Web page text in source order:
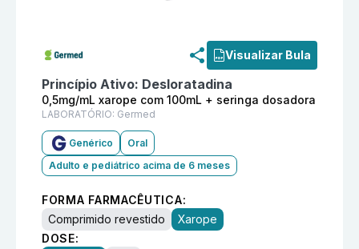
Visualizar Bula
Princípio Ativo: Desloratadina
0,5mg/mL xarope com 100mL + seringa dosadora
LABORATÓRIO: Germed
Genérico
Oral
Adulto e pediátrico acima de 6 meses
FORMA FARMACÊUTICA:
Comprimido revestido
Xarope
DOSE: